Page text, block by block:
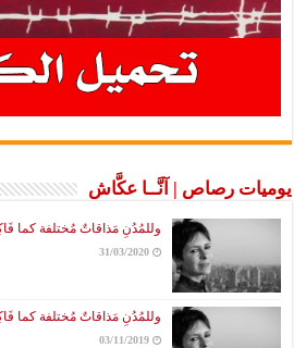
يوميات رصاص | آنَّــا عكَّاش
وللمُدُنِ مَذاقاتٌ مُختلفة كما
31/03/2020
وللمُدُنِ مَذاقاتٌ مُختلفة كما
03/11/2019